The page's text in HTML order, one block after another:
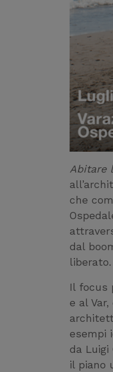
Abitare
che
dal
liberato.
Il focus
e al
esempi
da Luigi
il piano